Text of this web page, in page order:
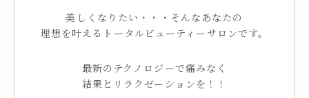
美しくなりたい・・・そんなあなたの
理想を叶えるトータルビューティーサロンです。
最新のテクノロジーで痛みなく
結果とリラクゼーションを！！